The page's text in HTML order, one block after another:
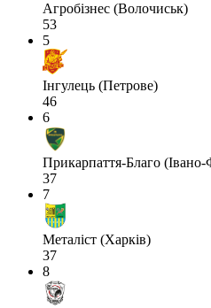
Агробізнес (Волочиськ)
53
5
Інгулець (Петрове)
46
6
Прикарпаття-Благо (Івано-
37
7
Металіст (Харків)
37
8